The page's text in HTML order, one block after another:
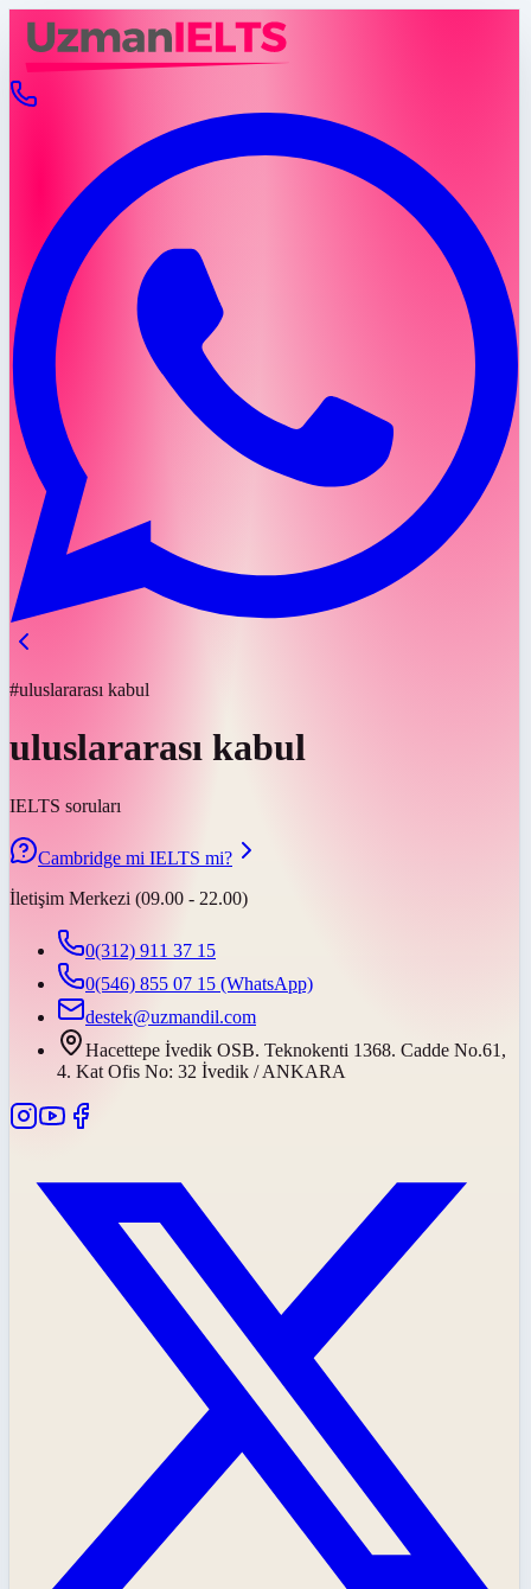
#uluslararası kabul
uluslararası kabul
IELTS soruları
Cambridge mi IELTS mi?
İletişim Merkezi (09.00 - 22.00)
0(312) 911 37 15
0(546) 855 07 15 (WhatsApp)
destek@uzmandil.com
Hacettepe İvedik OSB. Teknokenti 1368. Cadde No.61,
4. Kat Ofis No: 32 İvedik / ANKARA